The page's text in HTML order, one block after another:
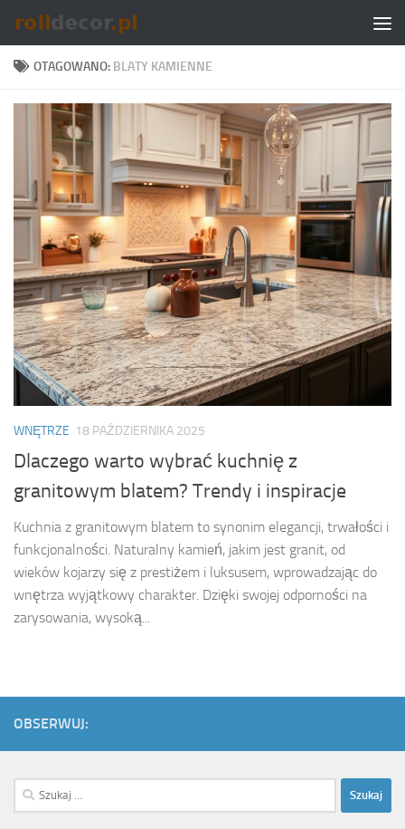
Skip to content
OTAGOWANO: BLATY KAMIENNE
WNĘTRZE 18 PAŹDZIERNIKA 2025
Dlaczego warto wybrać kuchnię z
granitowym blatem? Trendy i inspiracje
Kuchnia z granitowym blatem to synonim elegancji, trwałości i
funkcjonalności. Naturalny kamień, jakim jest granit, od
wieków kojarzy się z prestiżem i luksusem, wprowadzając do
wnętrza wyjątkowy charakter. Dzięki swojej odporności na
zarysowania, wysoką...
OBSERWUJ:
Szukaj: